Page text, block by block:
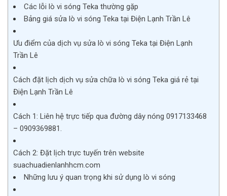
Các lỗi lò vi sóng Teka thường gặp
Bảng giá sửa lò vi sóng Teka tại Điện Lạnh Trần Lê
Ưu điểm của dịch vụ sửa lò vi sóng Teka tại Điện Lạnh
Trần Lê
Cách đặt lịch dịch vụ sửa chữa lò vi sóng Teka giá rẻ tại
Điện Lạnh Trần Lê
Cách 1: Liên hệ trực tiếp qua đường dây nóng 0917133468
– 0909369881.
Cách 2: Đặt lịch trực tuyến trên website
suachuadienlanhhcm.com
Những lưu ý quan trọng khi sử dụng lò vi sóng